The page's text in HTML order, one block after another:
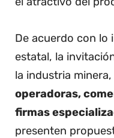
De acuerdo con lo
estatal, la
la industria
operadoras,
firmas
presenten